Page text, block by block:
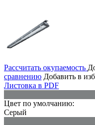
Рассчитать окупаемость
сравнению Добавить в
Листовка в PDF
Цвет по умолчанию:
Серый